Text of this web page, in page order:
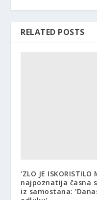
RELATED POSTS
'ZLO JE
najpoznatija časna
iz samostana: